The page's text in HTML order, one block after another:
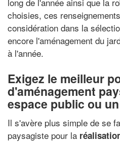
choisies, ces
considération dans la
encore l'aménagement du
à l'année.
Exigez le meilleur
d'aménagement
espace public ou
Il s'avère plus simple de se
paysagiste pour la